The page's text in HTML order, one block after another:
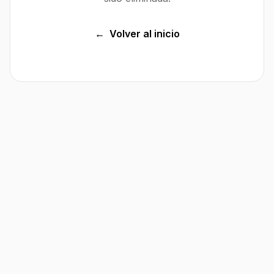
← Volver al inicio